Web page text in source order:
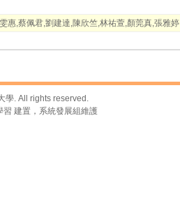
惠,蔡佩君,劉建達,陳欣竺,林祐萱,顏莞真,張雅婷
學. All rights reserved.
習 建置，系統發展組維護